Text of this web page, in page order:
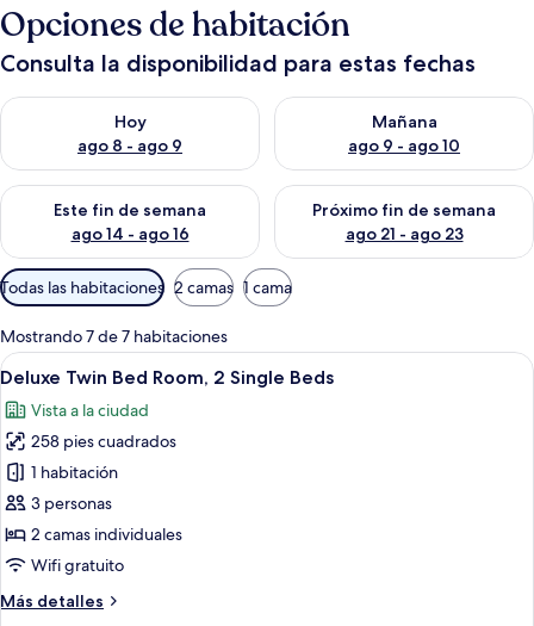
Opciones de habitación
Consulta la disponibilidad para estas fechas
Hoy
ago 8 - ago 9
Consulta la disponibilidad para hoy ago 8 - ago 9
Mañana
ago 9 - ago 10
Consulta la disponibilidad
Este fin de semana
ago 14 - ago 16
Consulta la disponibilidad para este fin de semana ago 14 -
Próximo fin de semana
ago 21 - ago 23
Consulta la disponibilidad
Filtros
disponibles
para
las
habitaciones
Todas las habitaciones 2 camas 1 cama
Mostrando 7 de 7 habitaciones
Abrir
todas
las
fotos
de
Deluxe
Twin
Bed
2
Habitación de hotel con dos camas,
28
Deluxe Twin Bed Room, 2 Single Beds
Vista a la ciudad
258 pies cuadrados
1 habitación
3 personas
2 camas individuales
Wifi gratuito
Más detalles
Más